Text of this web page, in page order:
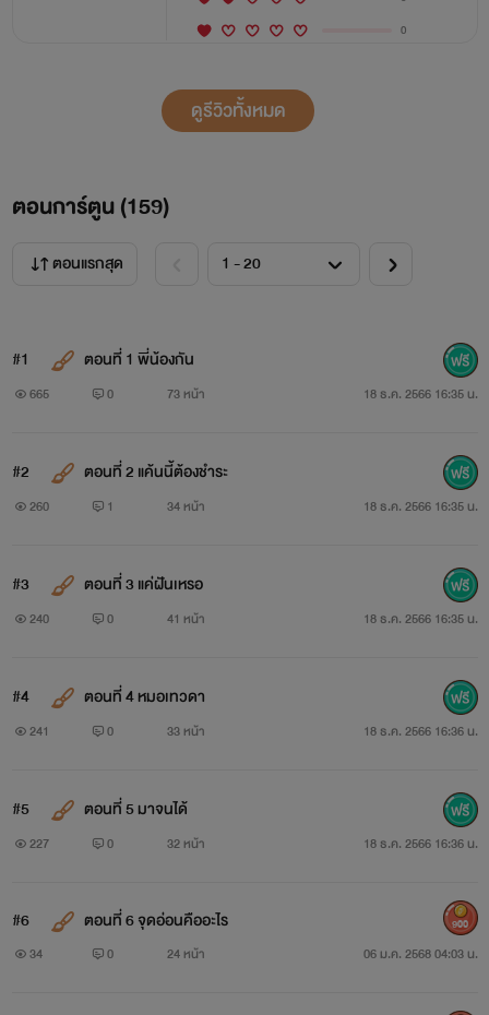
0
ดูรีวิวทั้งหมด
ตอนการ์ตูน (159)
ตอนแรกสุด
#1 ตอนที่ 1 พี่น้องกัน
665 0 73 หน้า 18 ธ.ค. 2566 16:35 น.
#2 ตอนที่ 2 แค้นนี้ต้องชำระ
260 1 34 หน้า 18 ธ.ค. 2566 16:35 น.
#3 ตอนที่ 3 แค่ฝันเหรอ
240 0 41 หน้า 18 ธ.ค. 2566 16:35 น.
#4 ตอนที่ 4 หมอเทวดา
241 0 33 หน้า 18 ธ.ค. 2566 16:36 น.
#5 ตอนที่ 5 มาจนได้
227 0 32 หน้า 18 ธ.ค. 2566 16:36 น.
#6 ตอนที่ 6 จุดอ่อนคืออะไร
34 0 24 หน้า 06 ม.ค. 2568 04:03 น.
900